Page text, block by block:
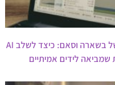
בשארה וסאם על האסטרטגיה של בשארה וסאם: כיצד לשלב AI
שמביאה לידים אמיתיים